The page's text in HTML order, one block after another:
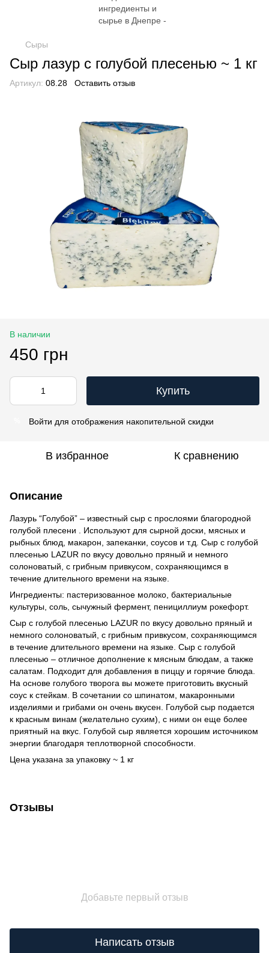
Сыры
Сыр лазур с голубой плесенью ~ 1 кг
Артикул: 08.28 Оставить отзыв
В наличии
450 грн
Купить
Войти для отображения накопительной скидки
В избранное К сравнению
Описание
Лазурь “Голубой” – известный сыр с прослоями благородной
голубой плесени . Используют для сырной доски, мясных и
рыбных блюд, макарон, запеканки, соусов и т.д. Сыр с голубой
плесенью LAZUR по вкусу довольно пряный и немного
солоноватый, с грибным привкусом, сохраняющимся в
течение длительного времени на языке.
Ингредиенты: пастеризованное молоко, бактериальные
культуры, соль, сычужный фермент, пенициллиум рокефорт.
Сыр с голубой плесенью LAZUR по вкусу довольно пряный и
немного солоноватый, с грибным привкусом, сохраняющимся
в течение длительного времени на языке. Сыр с голубой
плесенью – отличное дополнение к мясным блюдам, а также
салатам. Подходит для добавления в пиццу и горячие блюда.
На основе голубого творога вы можете приготовить вкусный
соус к стейкам. В сочетании со шпинатом, макаронными
изделиями и грибами он очень вкусен. Голубой сыр подается
к красным винам (желательно сухим), с ними он еще более
приятный на вкус. Голубой сыр является хорошим источником
энергии благодаря теплотворной способности.
Цена указана за упаковку ~ 1 кг
Отзывы
Добавьте первый отзыв
Написать отзыв